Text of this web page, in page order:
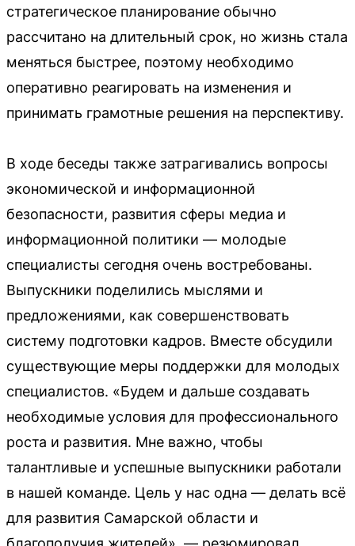
стратегическое планирование обычно
рассчитано на длительный срок, но жизнь стала
меняться быстрее, поэтому необходимо
оперативно реагировать на изменения и
принимать грамотные решения на перспективу.
В ходе беседы также затрагивались вопросы
экономической и информационной
безопасности, развития сферы медиа и
информационной политики — молодые
специалисты сегодня очень востребованы.
Выпускники поделились мыслями и
предложениями, как совершенствовать
систему подготовки кадров. Вместе обсудили
существующие меры поддержки для молодых
специалистов. «Будем и дальше создавать
необходимые условия для профессионального
роста и развития. Мне важно, чтобы
талантливые и успешные выпускники работали
в нашей команде. Цель у нас одна — делать всё
для развития Самарской области и